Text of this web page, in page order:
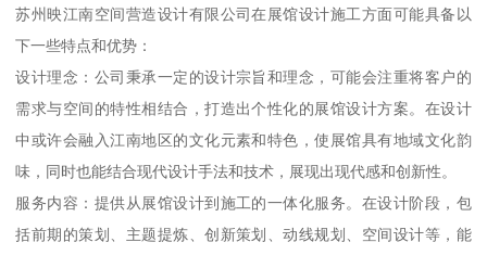
苏州映江南空间营造设计有限公司在展馆设计施工方面可能具备以
下一些特点和优势：
设计理念：公司秉承一定的设计宗旨和理念，可能会注重将客户的
需求与空间的特性相结合，打造出个性化的展馆设计方案。在设计
中或许会融入江南地区的文化元素和特色，使展馆具有地域文化韵
味，同时也能结合现代设计手法和技术，展现出现代感和创新性。
服务内容：提供从展馆设计到施工的一体化服务。在设计阶段，包
括前期的策划、主题提炼、创新策划、动线规划、空间设计等，能